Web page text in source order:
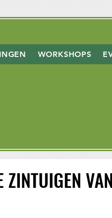
WORKSHOPS
ZINTUIGEN
ZINTUIGEN